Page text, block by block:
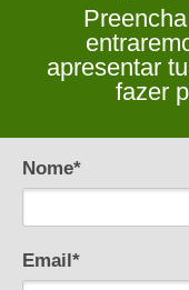
apresentar
fazer
Nome*
Email*